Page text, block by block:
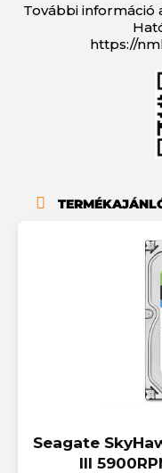
További információ
https://
Seagate
III